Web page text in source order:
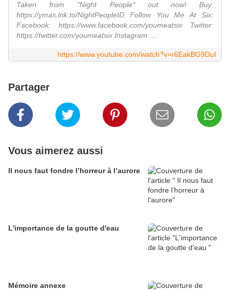
Taken from "Night People" out now! Buy:
https://ymas.lnk.to/NightPeopleID Follow You Me At Six:
Facebook: https://www.facebook.com/youmeatsix Twitter:
https://twitter.com/youmeatsix Instagram: ...
https://www.youtube.com/watch?v=r6EakBG9DuI
Partager
Vous aimerez aussi
Il nous faut fondre l’horreur à l’aurore
L'importance de la goutte d'eau
Mémoire annexe